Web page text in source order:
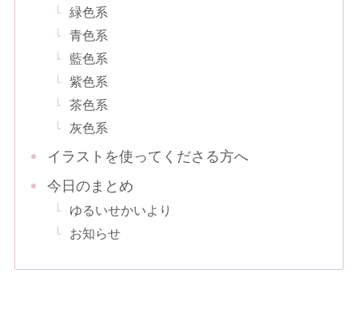
緑色系
青色系
藍色系
紫色系
茶色系
灰色系
イラストを使ってくださる方へ
今日のまとめ
ゆるいせかいより
お知らせ